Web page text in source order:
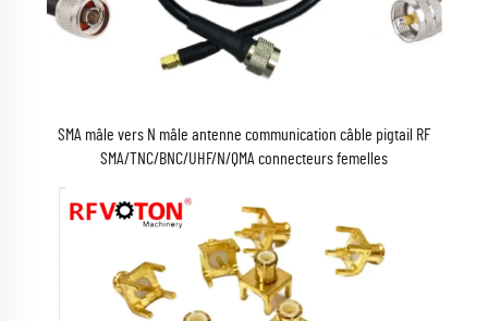
SMA mâle vers N mâle antenne communication câble pigtail RF
SMA/TNC/BNC/UHF/N/QMA connecteurs femelles